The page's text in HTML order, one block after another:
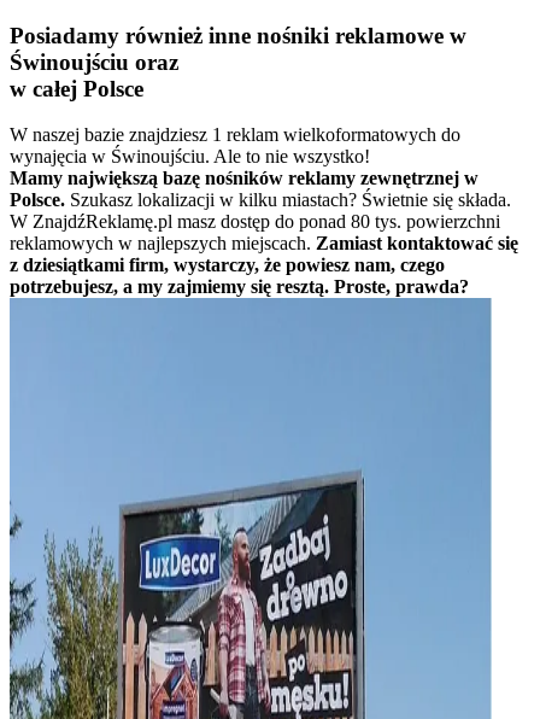
Posiadamy również inne nośniki reklamowe w
Świnoujściu oraz
w całej Polsce
W naszej bazie znajdziesz 1 reklam wielkoformatowych do
wynajęcia w Świnoujściu. Ale to nie wszystko!
Mamy największą bazę nośników reklamy zewnętrznej w
Polsce. Szukasz lokalizacji w kilku miastach? Świetnie się składa.
W ZnajdźReklamę.pl masz dostęp do ponad 80 tys. powierzchni
reklamowych w najlepszych miejscach. Zamiast kontaktować się
z dziesiątkami firm, wystarczy, że powiesz nam, czego
potrzebujesz, a my zajmiemy się resztą. Proste, prawda?